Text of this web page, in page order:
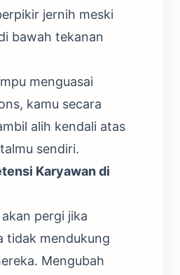
jernih meski
bawah tekanan
menguasai
kamu secara
alih kendali atas
sendiri.
Karyawan di
pergi jika
tidak mendukung
Mengubah